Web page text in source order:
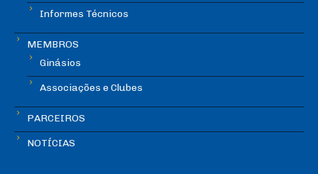
Informes Técnicos
MEMBROS
Ginásios
Associações e Clubes
PARCEIROS
NOTÍCIAS